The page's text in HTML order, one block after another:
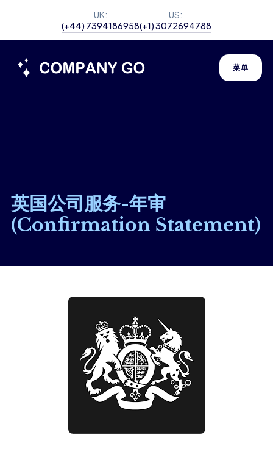
UK:
(+44) 7394186958
US:
(+1) 3072694788
菜单
英国公司服务-年审
(Confirmation Statement)